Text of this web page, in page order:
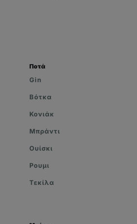
Ποτά
Gin
Βότκα
Κονιάκ
Μπράντι
Ουίσκι
Ρουμι
Τεκίλα